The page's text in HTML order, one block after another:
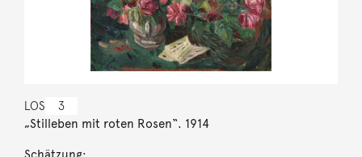
LOS 3
„Stilleben mit roten Rosen“. 1914